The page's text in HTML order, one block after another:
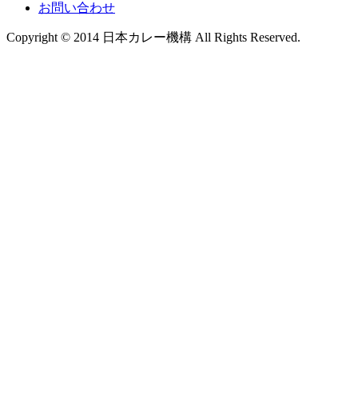
お問い合わせ
Copyright © 2014 日本カレー機構 All Rights Reserved.